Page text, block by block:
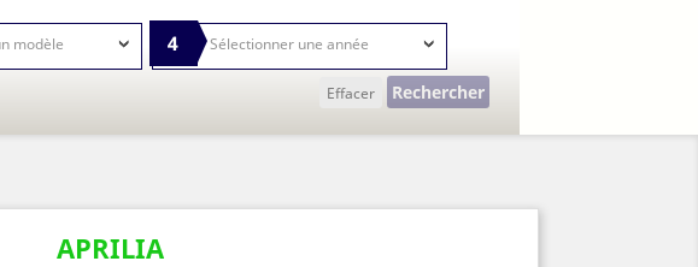
4
Effacer Rechercher
APRILIA